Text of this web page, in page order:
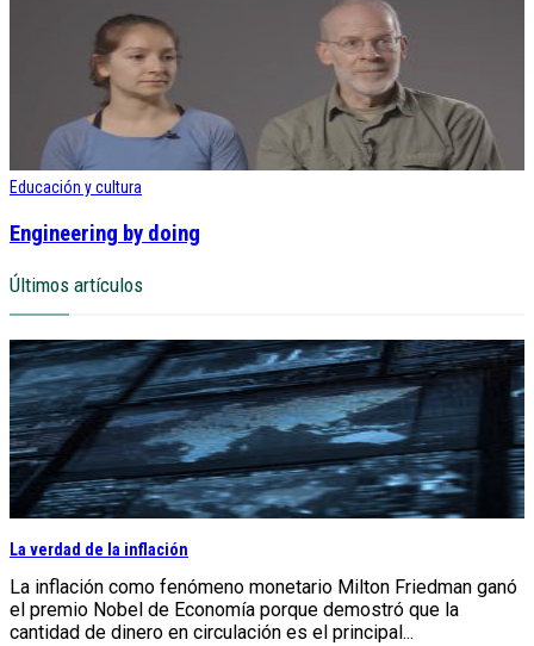
Educación y cultura
Engineering by doing
Últimos artículos
La verdad de la inflación
La inflación como fenómeno monetario Milton Friedman ganó
el premio Nobel de Economía porque demostró que la
cantidad de dinero en circulación es el principal...